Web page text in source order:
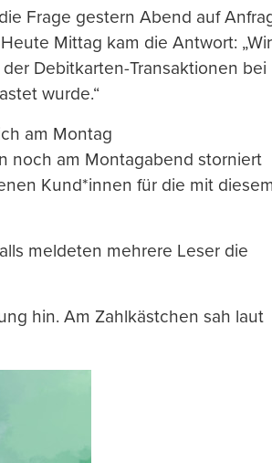
Frage gestern Abend auf
Mittag kam die Antwort: „Wir
Debitkarten-Transaktionen bei
wurde.“
am Montag
noch am Montagabend storniert
Kund*innen für die mit diesem
meldeten mehrere Leser die
hin. Am Zahlkästchen sah laut